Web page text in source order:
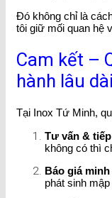
Đó không chỉ là
tôi giữ mối quan hệ
Cam kết –
hành lâu dài
Tại Inox Tứ Minh,
Tư vấn &
không có thì
Báo giá
phát sinh